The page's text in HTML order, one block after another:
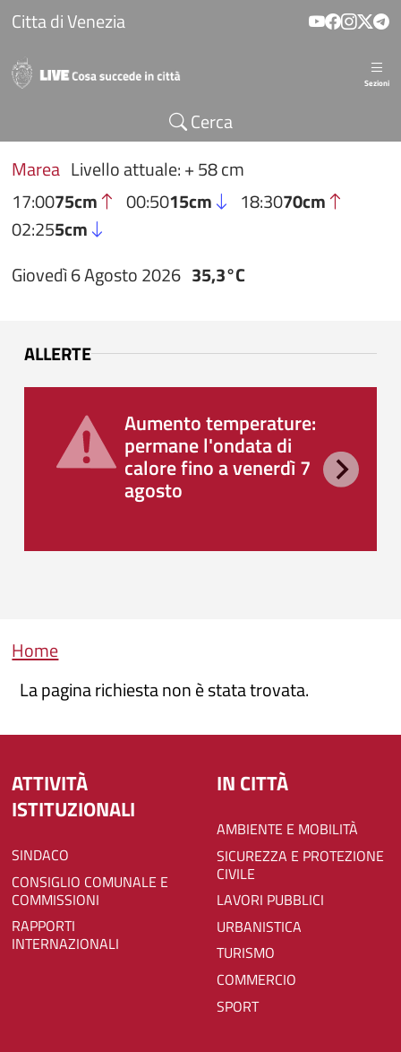
Salta al contenuto principale
Citta di Venezia
Sezioni
Cerca
Marea Livello attuale: + 58 cm
17:0075cm 00:5015cm 18:3070cm
02:255cm
Giovedì 6 Agosto 2026 35,3°C
ALLERTE
Aumento temperature:
permane l'ondata di
calore fino a venerdì 7
agosto
Briciole di pane
Home
La pagina richiesta non è stata trovata.
ATTIVITÀ
ISTITUZIONALI
SINDACO
CONSIGLIO COMUNALE E
COMMISSIONI
RAPPORTI
INTERNAZIONALI
IN CITTÀ
AMBIENTE E MOBILITÀ
SICUREZZA E PROTEZIONE
CIVILE
LAVORI PUBBLICI
URBANISTICA
TURISMO
COMMERCIO
SPORT